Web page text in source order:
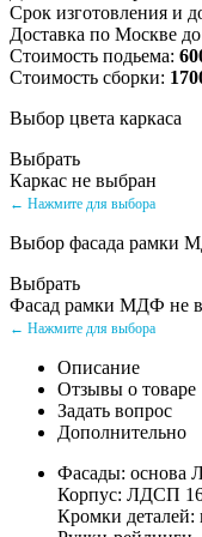
Срок изготовления и
Доставка по Москве до
Стоимость подьема:
Стоимость сборки:
Выбор цвета каркаса
Выбрать
Каркас не выбран
← Нажмите для выбора
Выбор фасада рамки
Выбрать
Фасад рамки МДФ не
← Нажмите для выбора
Описание
Отзывы о товаре
Задать вопрос
Дополнительно
Фасады:
Корпус: ЛДСП
Кромки деталей: